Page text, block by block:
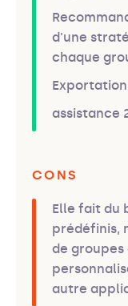
d'une
chaque
assistance
CONS
Elle fait du
prédéfinis,
de groupes
autre